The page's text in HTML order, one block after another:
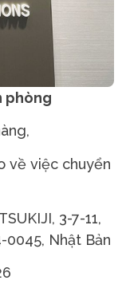
phòng
về việc chuyển
3-7-11,
0045, Nhật Bản